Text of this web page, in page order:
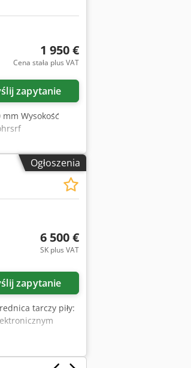
1 950 €
Cena stała plus VAT
zapytanie
mm Wysokość
Ogłoszenia
6 500 €
SK plus VAT
zapytanie
tarczy piły: